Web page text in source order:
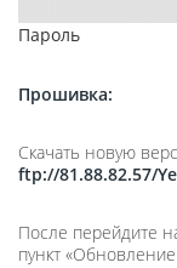
Пароль
Прошивка:
Скачать новую
ftp://81.88.82.57/
После перейдите
пункт